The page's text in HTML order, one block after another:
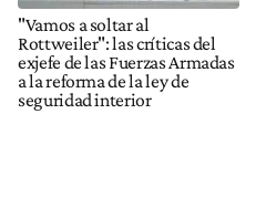
"Vamos a soltar al
Rottweiler": las críticas del
exjefe de las Fuerzas Armadas
a la reforma de la ley de
seguridad interior